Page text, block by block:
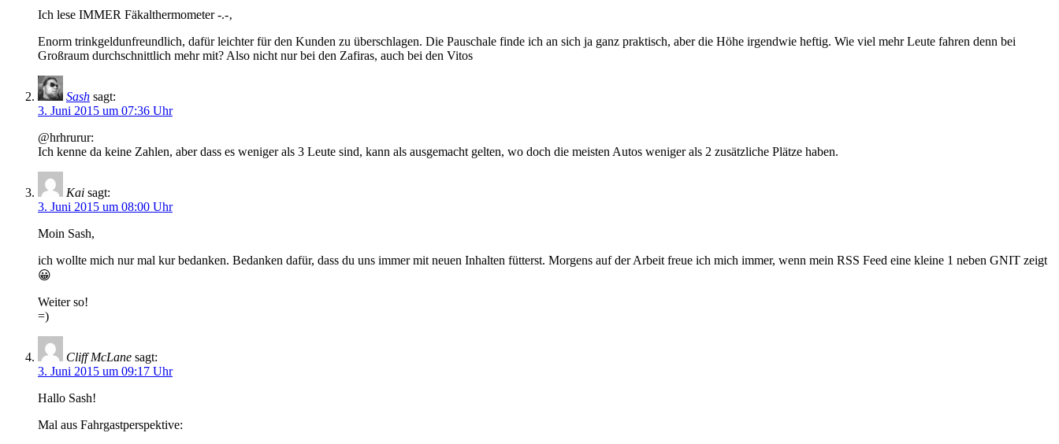
Ich lese IMMER Fäkalthermometer -.-‚
Enorm trinkgeldunfreundlich, dafür leichter für den Kunden zu überschlagen. Die Pauschale finde ich an sich ja ganz praktisch, aber die Höhe irgendwie heftig. Wie viel mehr Leute fahren denn bei
Großraum durchschnittlich mehr mit? Also nicht nur bei den Zafiras, auch bei den Vitos
Sash sagt:
3. Juni 2015 um 07:36 Uhr
@hrhrurur:
Ich kenne da keine Zahlen, aber dass es weniger als 3 Leute sind, kann als ausgemacht gelten, wo doch die meisten Autos weniger als 2 zusätzliche Plätze haben.
Kai sagt:
3. Juni 2015 um 08:00 Uhr
Moin Sash,
ich wollte mich nur mal kur bedanken. Bedanken dafür, dass du uns immer mit neuen Inhalten fütterst. Morgens auf der Arbeit freue ich mich immer, wenn mein RSS Feed eine kleine 1 neben GNIT zeigt
😀
Weiter so!
=)
Cliff McLane sagt:
3. Juni 2015 um 09:17 Uhr
Hallo Sash!
Mal aus Fahrgastperspektive: